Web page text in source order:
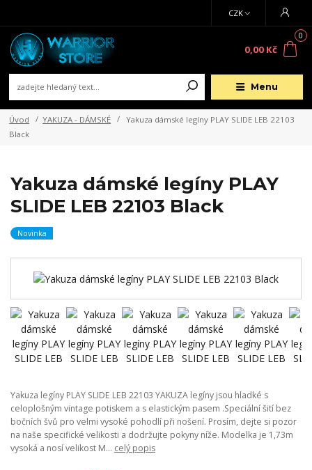
Menu
CZK
0
0,00 Kč
Úvod YAKUZA - DÁMSKÉ
Yakuza dámské legíny PLAY SLIDE LEB 22103
Black
Yakuza dámské legíny PLAY
SLIDE LEB 22103 Black
Novinka
Yakuza legíny PLAY SLIDE LEB 22103 YAKUZA legíny jsou hladké s
celoplošným vintage potiskem a s elastickým pasem .Speciální šití bez
bočních švů pro velmi vysoké pohodlí při nošení. Prosím, dejte si pozor
na naše specifické velikosti a dodržujte pokyny níže. Modelka je 1,73m
vysoká a nosí velikost M... celý popis